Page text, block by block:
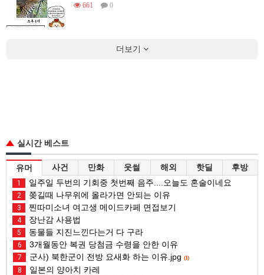
661
0
더보기
실시간 베스트
유머 사건 만화 웃썰 해외 핫딜 후방
1 일주일 두번의 기회중 첫번째 음주....오늘도 혼술이네요
2 쫒길때 나무위에 올라가면 안되는 이유
3 찐따미소녀 여고생 메이드카페 면접보기
4 장난감 사용법
5 동물들 지진느낀다는거 다 구라
6 3개월동안 복권 당첨금 수령을 안한 이유
7 군사) 북한군이 전방 요새화 하는 이유.jpg (1)
8 일본의 양아치 카레